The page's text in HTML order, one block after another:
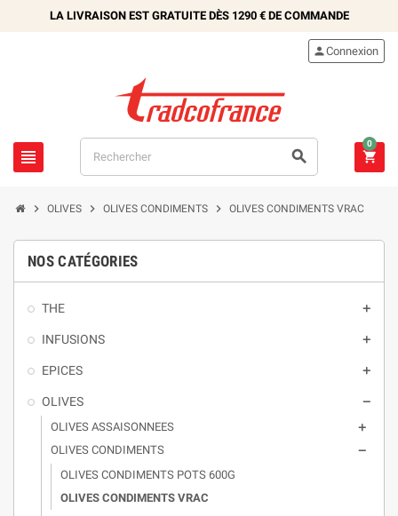
LA LIVRAISON EST GRATUITE DÈS 1290 €DE COMMANDE
 
Connexion

0
 OLIVES  OLIVES CONDIMENTS  OLIVES CONDIMENTS VRAC
NOS CATÉGORIES
THE 
INFUSIONS 
EPICES 
OLIVES 
OLIVES ASSAISONNEES 
OLIVES CONDIMENTS 
OLIVES CONDIMENTS POTS 600G
OLIVES CONDIMENTS VRAC